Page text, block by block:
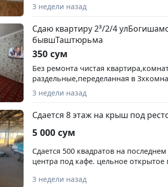
все вопросы по телефону
3 недели назад
Сдаю квартиру 2³/2/4
бывшТаштюрьма
350 сум
Без ремонта чистая
раздельные,переделанная в
мебелью,с техникой-
риэлтора 50%.Ориентир бывшая
3 недели назад
Сдается 8 этаж на крыш под
5 000 сум
Сдается 500 квадратов на
центра под кафе. цельное
видом на город и горы
3 недели назад